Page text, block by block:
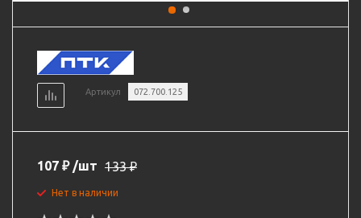
Артикул 072.700.125
107 ₽ /шт 133₽
Нет в наличии